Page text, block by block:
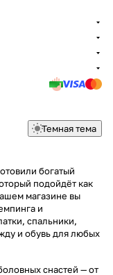
Темная тема
богатый
подойдёт как
магазине вы
и
спальники,
и обувь для любых
снастей — от